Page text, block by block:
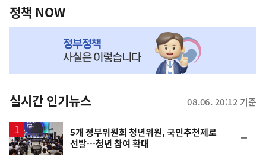
책
NOW,
뉴
스
정책 NOW
실시간 인기뉴스 08.06. 20:12 기준
5개 정부위원회 청년위원, 국민추천제로
선발…청년 참여 확대